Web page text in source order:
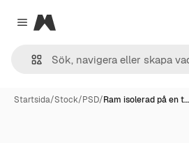
Close menu
Magnific
Startsida/Stock/PSD/Ram isolerad på en t…